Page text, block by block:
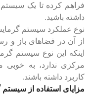
فراهم کرده تا یک سیستم
داشته باشید.
نوع عملکرد سیستم
از آن در فضاهای باز و
اینکه این نوع سیستم
مرکزی ندارد، به خوبی
کاربرد داشته باشند.
مزایای استفاده از